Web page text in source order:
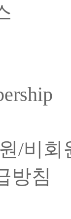
/비회
방침